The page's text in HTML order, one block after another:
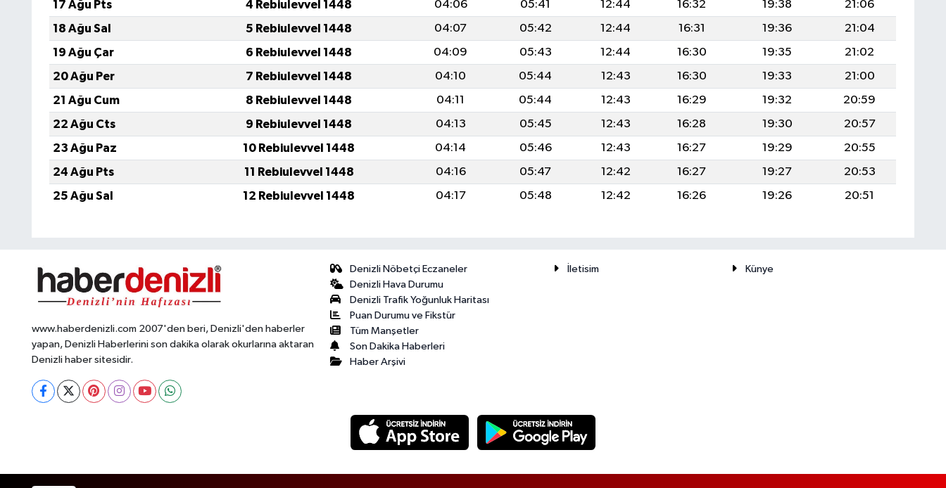
17 Ağu Pts
4 Rebiulevvel 1448 04:06 05:41 12:44 16:32 19:38
21:06
18 Ağu Sal
5 Rebiulevvel 1448 04:07 05:42 12:44 16:31 19:36
21:04
19 Ağu Çar
6 Rebiulevvel 1448 04:09 05:43 12:44 16:30 19:35
21:02
20 Ağu Per
7 Rebiulevvel 1448 04:10 05:44 12:43 16:30 19:33
21:00
21 Ağu Cum
8 Rebiulevvel 1448 04:11 05:44 12:43 16:29 19:32
20:59
22 Ağu Cts
9 Rebiulevvel 1448 04:13 05:45 12:43 16:28 19:30
20:57
23 Ağu Paz
10 Rebiulevvel 1448 04:14 05:46 12:43 16:27 19:29
20:55
24 Ağu Pts
11 Rebiulevvel 1448 04:16 05:47 12:42 16:27 19:27
20:53
25 Ağu Sal
12 Rebiulevvel 1448 04:17 05:48 12:42 16:26 19:26 20:51
www.haberdenizli.com 2007'den beri, Denizli'den haberler
yapan, Denizli Haberlerini son dakika olarak okurlarına aktaran
Denizli haber sitesidir.
Denizli Nöbetçi Eczaneler
Denizli Hava Durumu
Denizli Trafik Yoğunluk Haritası
Puan Durumu ve Fikstür
Tüm Manşetler
Son Dakika Haberleri
Haber Arşivi
İletisim Künye